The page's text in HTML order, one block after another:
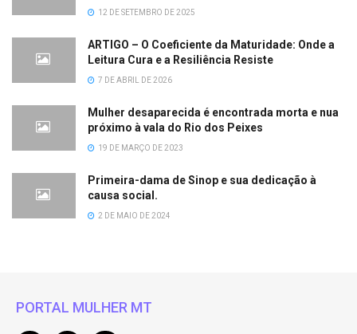
12 DE SETEMBRO DE 2025
ARTIGO – O Coeficiente da Maturidade: Onde a
Leitura Cura e a Resiliência Resiste
7 DE ABRIL DE 2026
Mulher desaparecida é encontrada morta e nua
próximo à vala do Rio dos Peixes
19 DE MARÇO DE 2023
Primeira-dama de Sinop e sua dedicação à
causa social.
2 DE MAIO DE 2024
PORTAL MULHER MT